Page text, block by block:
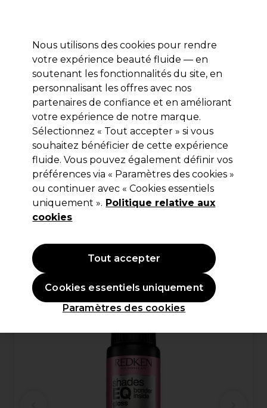
Se connecter
Marques Bons plans Coiffure Electro et Matériel
Livraison et délais
lire la suite
Redken
Redken Shades EQ Bonder Inside
Coloration capillaire demi-
permanente - 010NP Pearlescent
Luster 60ml
12,80 € Hors TVA
(TARIF PROFESSIONNEL)
15,36 € TVA incluse)| 21.33 € pour 100ml
OFFRE
Nous utilisons des cookies pour rendre
votre expérience beauté fluide — en
soutenant les fonctionnalités du site, en
personnalisant les offres avec nos
partenaires de confiance et en améliorant
votre expérience de notre marque.
Sélectionnez « Tout accepter » si vous
souhaitez bénéficier de cette expérience
fluide. Vous pouvez également définir vos
préférences via « Paramètres des cookies »
ou continuer avec « Cookies essentiels
uniquement ». Politique relative aux
cookies
Paramètres des cookies
Cookies essentiels uniquement
Tout accepter